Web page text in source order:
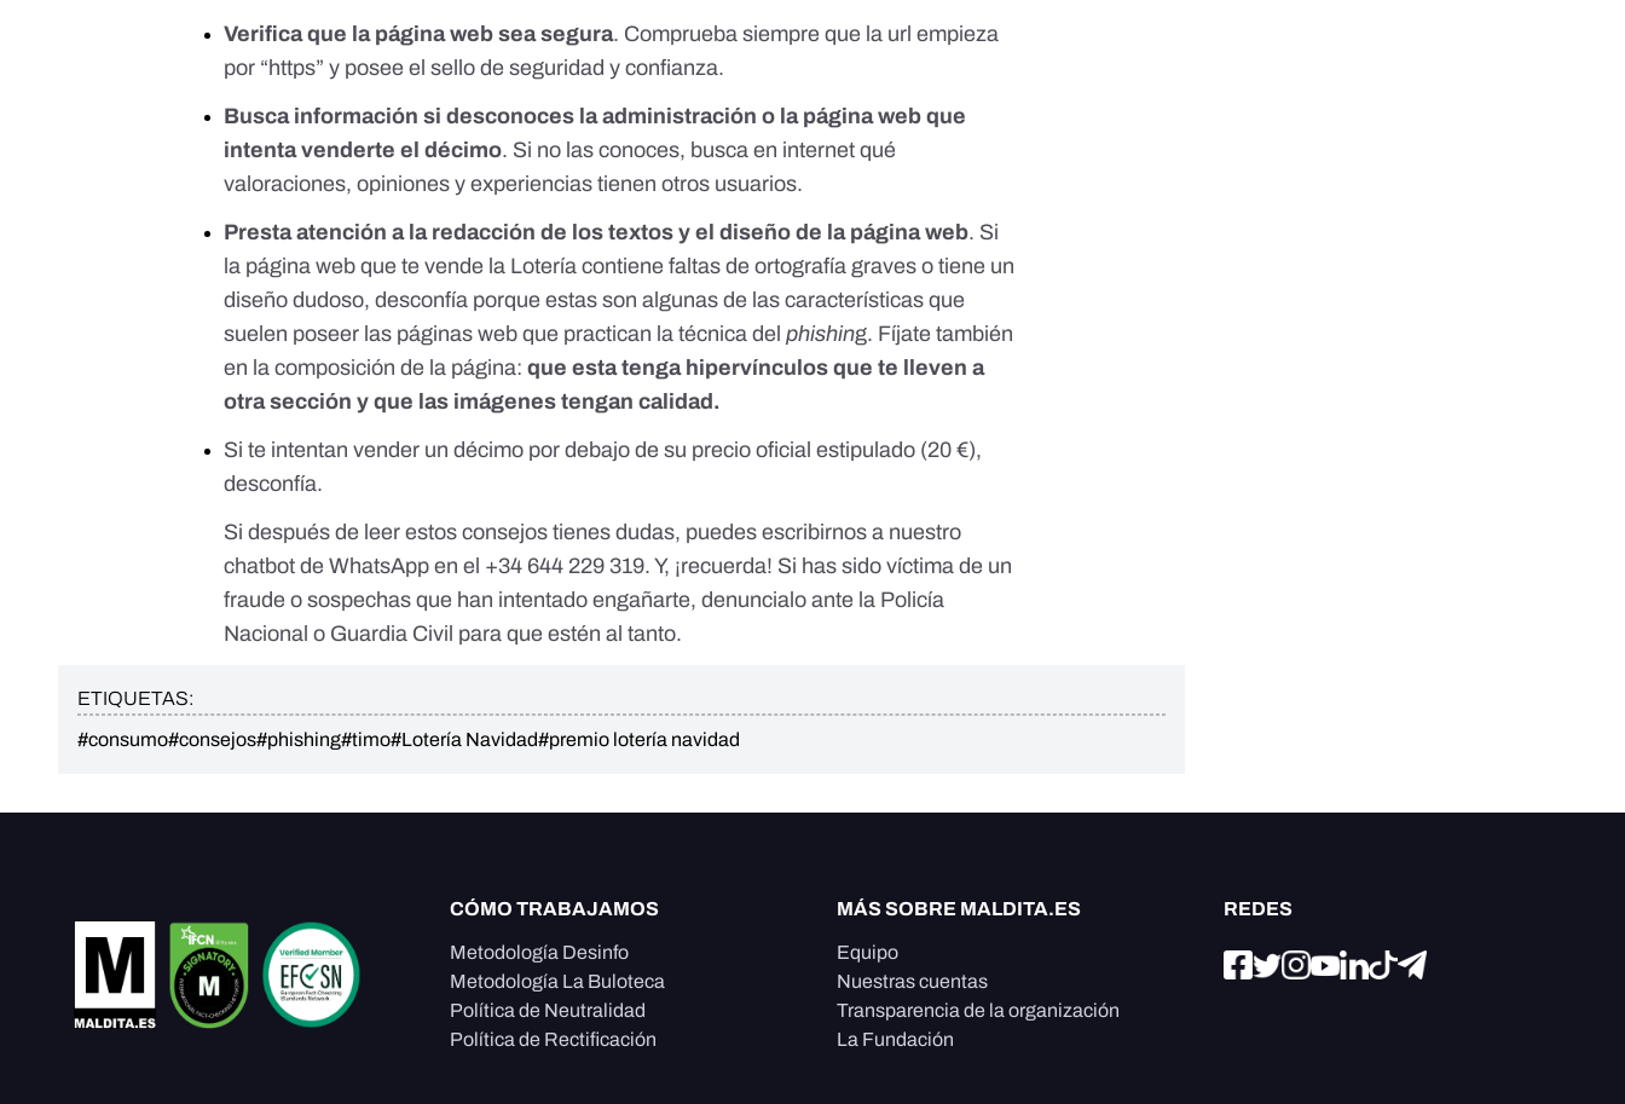
Verifica que la página web sea segura. Comprueba siempre que la url empieza
por “https” y posee el sello de seguridad y confianza.
Busca información si desconoces la administración o la página web que
intenta venderte el décimo. Si no las conoces, busca en internet qué
valoraciones, opiniones y experiencias tienen otros usuarios.
Presta atención a la redacción de los textos y el diseño de la página web. Si
la página web que te vende la Lotería contiene faltas de ortografía graves o tiene un
diseño dudoso, desconfía porque estas son algunas de las características que
suelen poseer las páginas web que practican la técnica delphishing. Fíjate también
en la composición de la página:que esta tenga hipervínculos que te lleven a
otra sección y que las imágenes tengan calidad.
Si te intentan vender un décimo por debajo de su precio oficial estipulado (20 €),
desconfía.
Si después de leer estos consejos tienes dudas, puedes escribirnos a nuestro
chatbot de WhatsApp en el +34 644 229 319. Y, ¡recuerda! Si has sido víctima de un
fraude o sospechas que han intentado engañarte, denuncialo ante la Policía
Nacional o Guardia Civil para que estén al tanto.
ETIQUETAS:
#consumo#consejos#phishing#timo#Lotería Navidad#premio lotería navidad
CÓMO TRABAJAMOS
Metodología Desinfo
Metodología La Buloteca
Política de Neutralidad
Política de Rectificación
MÁS SOBRE MALDITA.ES
Equipo
Nuestras cuentas
Transparencia de la organización
La Fundación
REDES